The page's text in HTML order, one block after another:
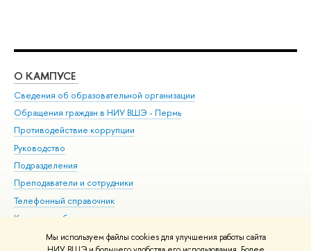
Мы используем файлы cookies для улучшения работы сайта
О КАМПУСЕ
Сведения об образовательной организации
Обращения граждан в НИУ ВШЭ - Пермь
Противодействие коррупции
Руководство
Подразделения
Преподаватели и сотрудники
Телефонный справочник
Корпуса и общежития
ВШЭ для студентов с ограниченными возможностями